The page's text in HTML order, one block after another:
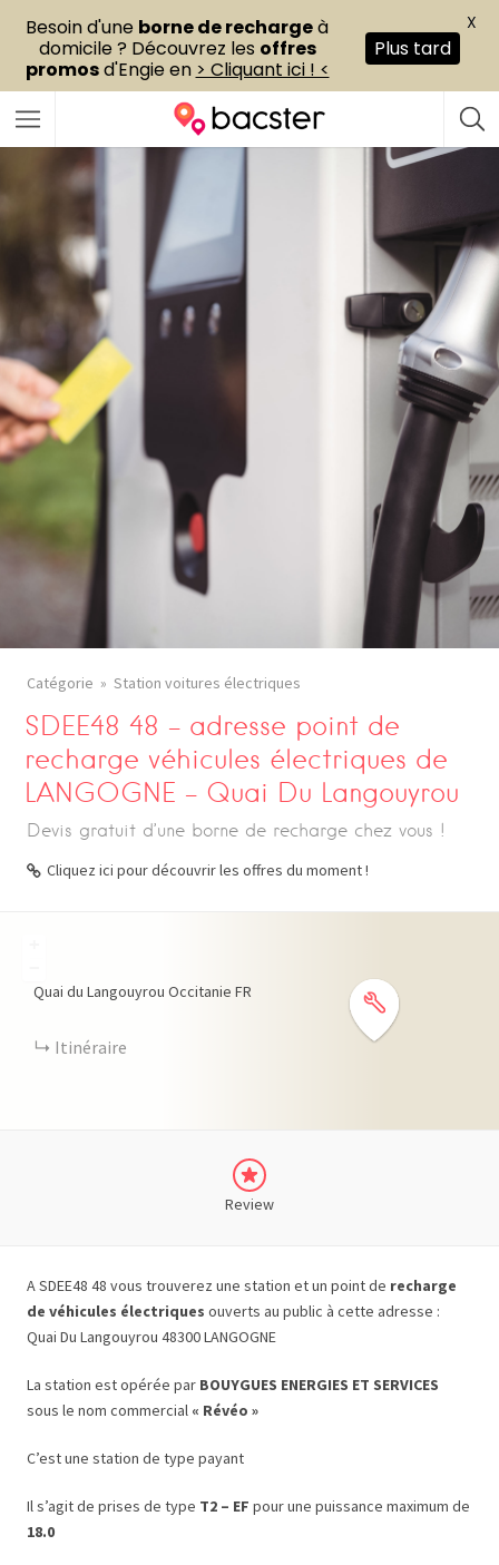
Catégorie Station voitures électriques
SDEE48 48 – adresse point de
recharge véhicules électriques de
LANGOGNE – Quai Du Langouyrou
Devis gratuit d’une borne de recharge chez vous !
Cliquez ici pour découvrir les offres du moment !
Quai du Langouyrou Occitanie FR
Itinéraire
Review
A SDEE48 48 vous trouverez une station et un point de recharge
de véhicules électriques ouverts au public à cette adresse :
Quai Du Langouyrou 48300 LANGOGNE
La station est opérée par BOUYGUES ENERGIES ET SERVICES
sous le nom commercial « Révéo »
C’est une station de type payant
Il s’agit de prises de type T2 – EF pour une puissance maximum de
18.0
Besoin d'une borne de rechargeà
domicile ? Découvrez les offres
promosd'Engie en > Cliquant ici ! <
Plus tard
X